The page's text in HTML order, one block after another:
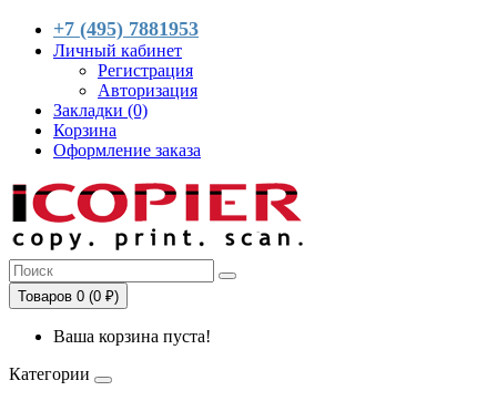
+7 (495) 7881953
Личный кабинет
Регистрация
Авторизация
Закладки (0)
Корзина
Оформление заказа
Товаров 0 (0 ₽)
Ваша корзина пуста!
Категории